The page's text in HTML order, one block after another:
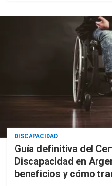
DISCAPACIDAD
Guía definitiva del
Discapacidad en
beneficios y cómo